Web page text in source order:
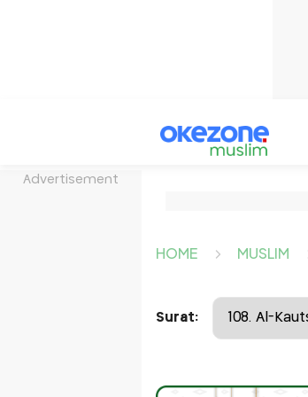
Advertisement
HOME MUSLIM
Surat: